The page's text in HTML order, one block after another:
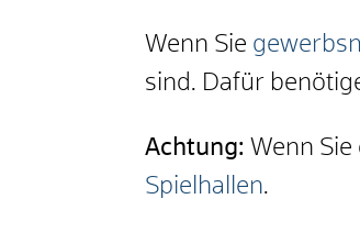
Wenn Sie
sind. Dafür
Achtung: Wenn
Spielhallen.